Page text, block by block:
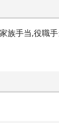
族手当,役職